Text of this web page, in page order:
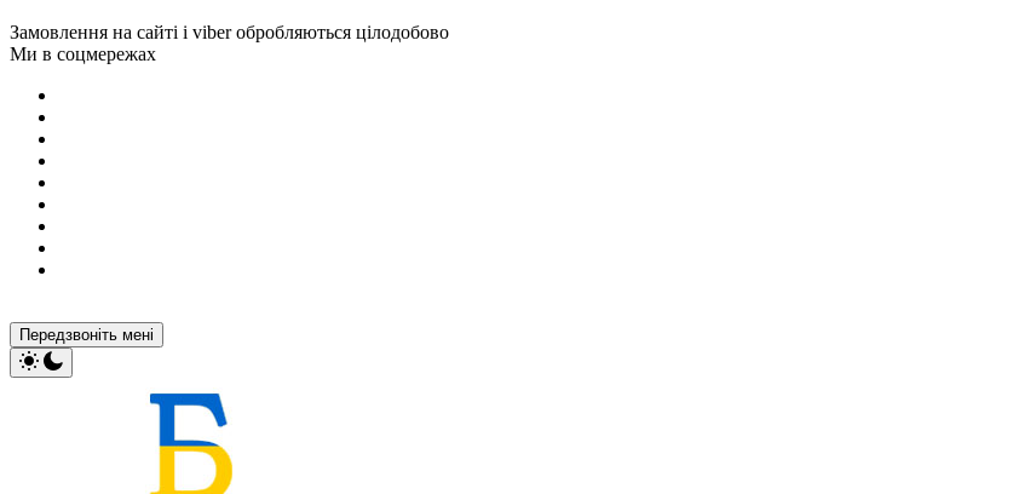
Замовлення на сайті і viber обробляються цілодобово
Ми в соцмережах
Передзвоніть мені